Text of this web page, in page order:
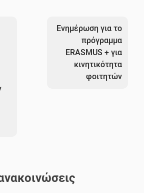
Ενημέρωση για το
πρόγραμμα
ERASMUS + για
κινητικότητα
φοιτητών